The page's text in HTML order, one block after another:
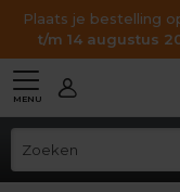
Plaats je bestelling
t/m 14 augustus
MENU